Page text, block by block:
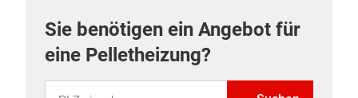
Sie benötigen ein Angebot für
eine Pelletheizung?